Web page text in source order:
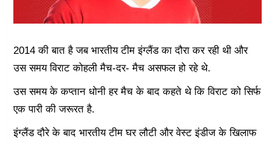
2014 की बात है जब भारतीय टीम इंग्लैंड का दौरा कर रही थी और
उस समय विराट कोहली मैच-दर- मैच असफल हो रहे थे.
उस समय के कप्तान धोनी हर मैच के बाद कहते थे कि विराट को सिर्फ
एक पारी की जरूरत है.
इंग्लैंड दौरे के बाद भारतीय टीम घर लौटी और वेस्ट इंडीज के खिलाफ